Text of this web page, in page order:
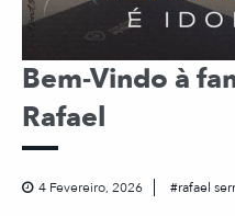
Bem-Vindo à
Rafael
4 Fevereiro, 2026 rafael